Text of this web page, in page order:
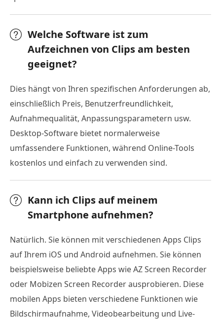
Welche Software ist zum
Aufzeichnen von Clips am besten
geeignet?
Dies hängt von Ihren spezifischen Anforderungen ab,
einschließlich Preis, Benutzerfreundlichkeit,
Aufnahmequalität, Anpassungsparametern usw.
Desktop-Software bietet normalerweise
umfassendere Funktionen, während Online-Tools
kostenlos und einfach zu verwenden sind.
Kann ich Clips auf meinem
Smartphone aufnehmen?
Natürlich. Sie können mit verschiedenen Apps Clips
auf Ihrem iOS und Android aufnehmen. Sie können
beispielsweise beliebte Apps wie AZ Screen Recorder
oder Mobizen Screen Recorder ausprobieren. Diese
mobilen Apps bieten verschiedene Funktionen wie
Bildschirmaufnahme, Videobearbeitung und Live-